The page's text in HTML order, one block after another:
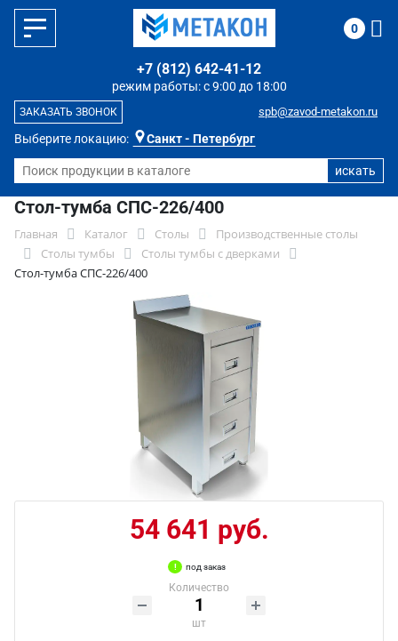
Выберите локацию: Санкт - Петербург
режим работы: с 9:00 до 18:00
+7 (812) 642-41-12
spb@zavod-metakon.ru
ЗАКАЗАТЬ ЗВОНОК
0
Стол-тумба СПС-226/400
Главная Каталог Столы
Производственные столы
Столы тумбы
Столы тумбы с дверками
Стол-тумба СПС-226/400
54 641 руб.
под заказ
Количество
шт